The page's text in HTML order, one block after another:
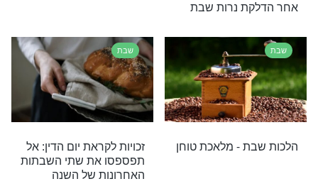
- דיני הפרטה הלכות שבת - סעודת שבת